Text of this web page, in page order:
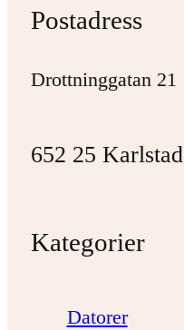
Postadress
Drottninggatan 21
652 25 Karlstad
Kategorier
Datorer